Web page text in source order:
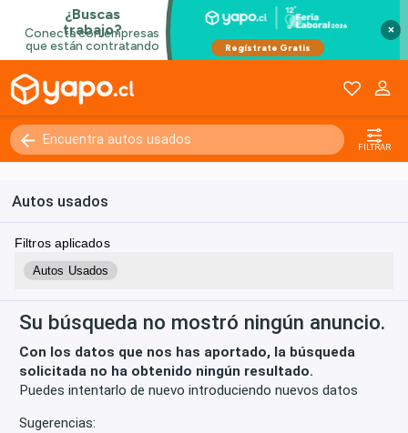
×
FILTRAR
Autos usados
Filtros aplicados
Autos Usados
Su búsqueda no mostró ningún anuncio.
Con los datos que nos has aportado, la búsqueda
solicitada no ha obtenido ningún resultado.
Puedes intentarlo de nuevo introduciendo nuevos datos
Sugerencias:
Kilómetros 0 - 250000+